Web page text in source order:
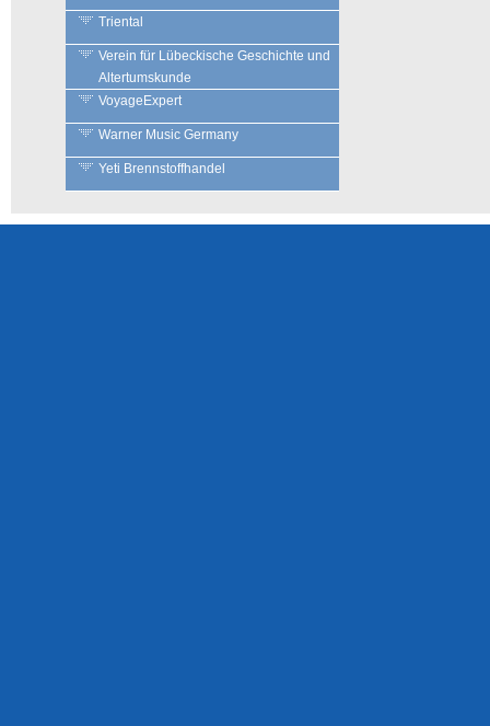
Triental
Verein für Lübeckische Geschichte und
Altertumskunde
VoyageExpert
Warner Music Germany
Yeti Brennstoffhandel